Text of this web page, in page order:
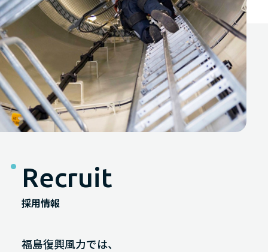
Recruit
採用情報
福島復興風力では、